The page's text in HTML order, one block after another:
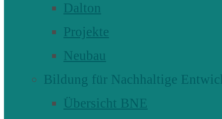
Dalton
Projekte
Neubau
Bildung für Nachhaltige
Übersicht BNE